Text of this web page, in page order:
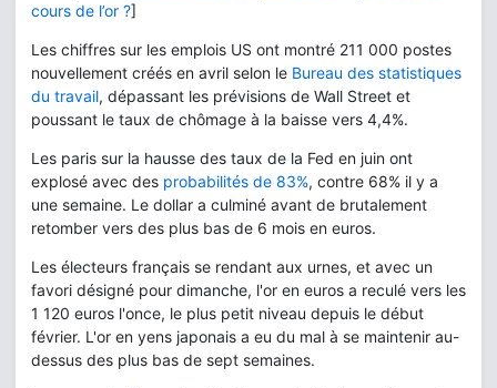
cours de l’or ?]
Les chiffres sur les emplois US ont montré 211 000 postes
nouvellement créés en avril selon le Bureau des statistiques
du travail, dépassant les prévisions de Wall Street et
poussant le taux de chômage à la baisse vers 4,4%.
Les paris sur la hausse des taux de la Fed en juin ont
explosé avec des probabilités de 83%, contre 68% il y a
une semaine. Le dollar a culminé avant de brutalement
retomber vers des plus bas de 6 mois en euros.
Les électeurs français se rendant aux urnes, et avec un
favori désigné pour dimanche, l'or en euros a reculé vers les
1 120 euros l'once, le plus petit niveau depuis le début
février. L'or en yens japonais a eu du mal à se maintenir au-
dessus des plus bas de sept semaines.